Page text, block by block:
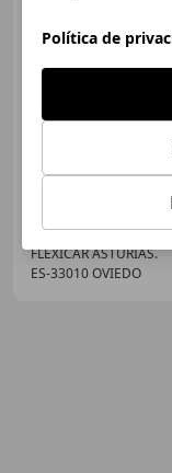
FLEXICAR ASTURIAS.
ES-33010 OVIEDO
Política de